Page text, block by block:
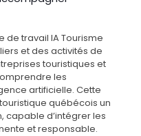
de travail IA Tourisme
et des activités de
touristiques et
les
artificielle. Cette
québécois un
capable d’intégrer les
et responsable.